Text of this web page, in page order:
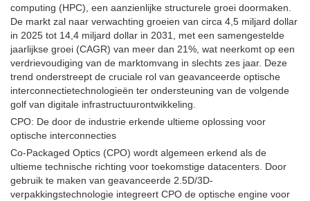
computing (HPC), een aanzienlijke structurele groei doormaken.
De markt zal naar verwachting groeien van circa 4,5 miljard dollar
in 2025 tot 14,4 miljard dollar in 2031, met een samengestelde
jaarlijkse groei (CAGR) van meer dan 21%, wat neerkomt op een
verdrievoudiging van de marktomvang in slechts zes jaar. Deze
trend onderstreept de cruciale rol van geavanceerde optische
interconnectietechnologieën ter ondersteuning van de volgende
golf van digitale infrastructuurontwikkeling.
CPO: De door de industrie erkende ultieme oplossing voor
optische interconnecties
Co-Packaged Optics (CPO) wordt algemeen erkend als de
ultieme technische richting voor toekomstige datacenters. Door
gebruik te maken van geavanceerde 2.5D/3D-
verpakkingstechnologie integreert CPO de optische engine voor